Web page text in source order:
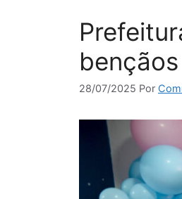
bençãos
28/07/2025 Por